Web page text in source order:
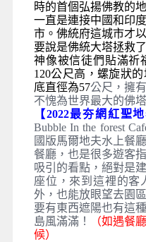
時的首個弘揚佛教的
一直是連接中國和印
市。佛統府這城市才
要說是佛統大塔拯救
神像被信徒們貼滿祈
120公尺高，螺旋狀
底直徑為57公尺，擁
不愧為世界最大的佛塔
【2022最夯網紅聖
Bubble In the forest
國版馬爾地夫水上餐
餐廳，也是很多遊客
吸引的看點，絕對是
座位，來到這裡的客
外，也能放眼望去園
要有東西遮陽也有這
島風滿滿！
（如遇餐
候）